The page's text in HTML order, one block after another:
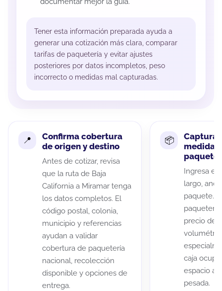
Tener esta información preparada ayuda a
generar una cotización más clara, comparar
tarifas de paquetería y evitar ajustes
posteriores por datos incompletos, peso
incorrecto o medidas mal capturadas.
Confirma cobertura
de origen y destino
Antes de cotizar, revisa
que la ruta de Baja
California a Miramar tenga
los datos completos. El
código postal, colonia,
municipio y referencias
ayudan a validar
cobertura de paquetería
nacional, recolección
disponible y opciones de
entrega.
Captura
medidas
paquete
Ingresa el
largo,
paquete.
precio de
caja
espacio
pesada.